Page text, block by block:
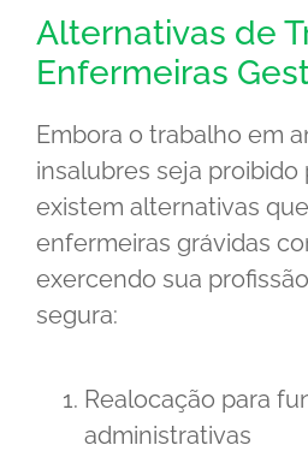
Alternativas de
Enfermeiras
Embora o trabalho em
insalubres seja proibido
existem alternativas
enfermeiras grávidas
exercendo sua
segura:
Realocação para
administrativas